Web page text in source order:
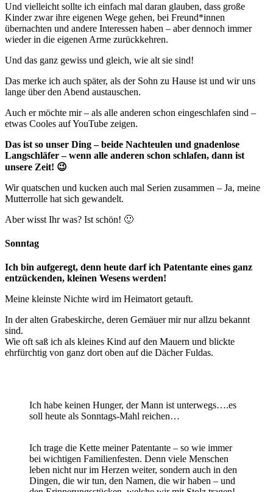
Und vielleicht sollte ich einfach mal daran glauben, dass große
Kinder zwar ihre eigenen Wege gehen, bei Freund*innen
übernachten und andere Interessen haben – aber dennoch immer
wieder in die eigenen Arme zurückkehren.
Und das ganz gewiss und gleich, wie alt sie sind!
Das merke ich auch später, als der Sohn zu Hause ist und wir uns
lange über den Abend austauschen.
Auch er möchte mir – als alle anderen schon eingeschlafen sind –
etwas Cooles auf YouTube zeigen.
Das ist so unser Ding – beide Nachteulen und gnadenlose
Langschläfer – wenn alle anderen schon schlafen, dann ist
unsere Zeit! 😉
Wir quatschen und kucken auch mal Serien zusammen – Ja, meine
Mutterrolle hat sich gewandelt.
Aber wisst Ihr was? Ist schön! 🙂
Sonntag
Ich bin aufgeregt, denn heute darf ich Patentante eines ganz
entzückenden, kleinen Wesens werden!
Meine kleinste Nichte wird im Heimatort getauft.
In der alten Grabeskirche, deren Gemäuer mir nur allzu bekannt
sind.
Wie oft saß ich als kleines Kind auf den Mauern und blickte
ehrfürchtig von ganz dort oben auf die Dächer Fuldas.
Ich habe keinen Hunger, der Mann ist unterwegs….es
soll heute als Sonntags-Mahl reichen…
Ich trage die Kette meiner Patentante – so wie immer
bei wichtigen Familienfesten. Denn viele Menschen
leben nicht nur im Herzen weiter, sondern auch in den
Dingen, die wir tun, den Namen, die wir haben – und